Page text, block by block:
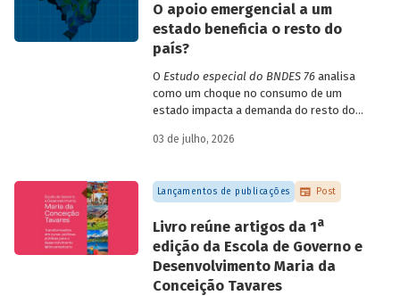
O apoio emergencial a um
estado beneficia o resto do
país?
O Estudo especial do BNDES 76analisa
como um choque no consumo de um
estado impacta a demanda do resto do
Grande do Sul.
03 de julho, 2026
Lançamentos de publicações Post
Livro reúne artigos da 1a
edição da Escola de Governo e
Desenvolvimento Maria da
Conceição Tavares